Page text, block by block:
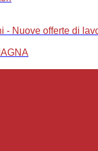
- Nuove offerte di